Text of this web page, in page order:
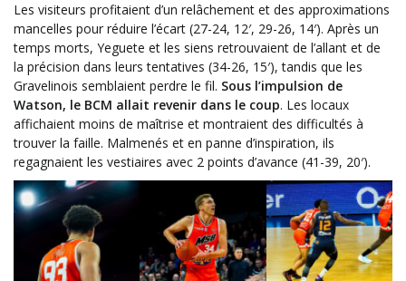
Les visiteurs profitaient d’un relâchement et des approximations
mancelles pour réduire l’écart (27-24, 12′, 29-26, 14′). Après un
temps morts, Yeguete et les siens retrouvaient de l’allant et de
la précision dans leurs tentatives (34-26, 15′), tandis que les
Gravelinois semblaient perdre le fil. Sous l’impulsion de
Watson, le BCM allait revenir dans le coup. Les locaux
affichaient moins de maîtrise et montraient des difficultés à
trouver la faille. Malmenés et en panne d’inspiration, ils
regagnaient les vestiaires avec 2 points d’avance (41-39, 20′).